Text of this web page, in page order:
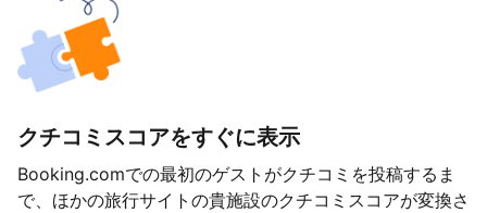
クチコミスコアをすぐに表示
Booking.comでの最初のゲストがクチコミを投稿するま
で、ほかの旅行サイトの貴施設のクチコミスコアが変換さ